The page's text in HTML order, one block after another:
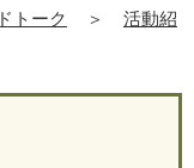
トーク ＞
活動紹